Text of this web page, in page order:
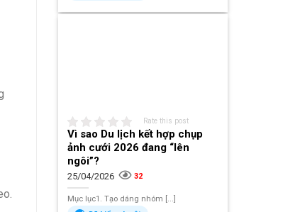
Rate this post
Vì sao Du lịch kết hợp chụp
ảnh cưới 2026 đang “lên
ngôi”?
25/04/2026 32
Mục lục1. Tạo dáng nhóm [...]